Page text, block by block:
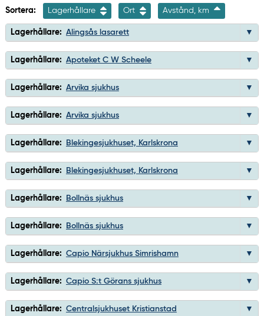
Sortera: Lagerhållare Ort Avstånd, km
Lagerhållare: Alingsås lasarett
Lagerhållare: Apoteket C W Scheele
Lagerhållare: Arvika sjukhus
Lagerhållare: Arvika sjukhus
Lagerhållare: Blekingesjukhuset, Karlskrona
Lagerhållare: Blekingesjukhuset, Karlskrona
Lagerhållare: Bollnäs sjukhus
Lagerhållare: Bollnäs sjukhus
Lagerhållare: Capio Närsjukhus Simrishamn
Lagerhållare: Capio S:t Görans sjukhus
Lagerhållare: Centralsjukhuset Kristianstad